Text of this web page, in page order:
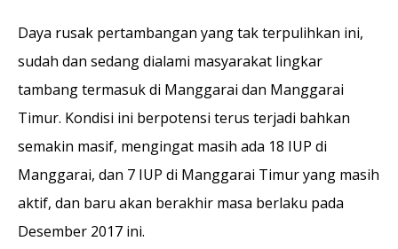
Daya rusak pertambangan yang tak terpulihkan ini,
sudah dan sedang dialami masyarakat lingkar
tambang termasuk di Manggarai dan Manggarai
Timur. Kondisi ini berpotensi terus terjadi bahkan
semakin masif, mengingat masih ada 18 IUP di
Manggarai, dan 7 IUP di Manggarai Timur yang masih
aktif, dan baru akan berakhir masa berlaku pada
Desember 2017 ini.